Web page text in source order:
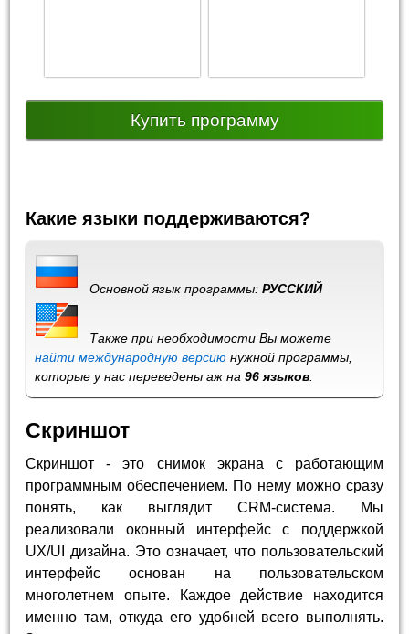
Купить программу
Какие языки поддерживаются?
Основной язык программы:РУССКИЙ
Также при необходимости Вы можете
найти международную версию нужной программы,
которые у нас переведены аж на96 языков
Скриншот
Скриншот - это снимок экрана с работающим
программным обеспечением. По нему можно сразу
понять, как выглядит CRM-система. Мы
реализовали оконный интерфейс с поддержкой
UX/UI дизайна. Это означает, что пользовательский
интерфейс основан на пользовательском
многолетнем опыте. Каждое действие находится
именно там, откуда его удобней всего выполнять.